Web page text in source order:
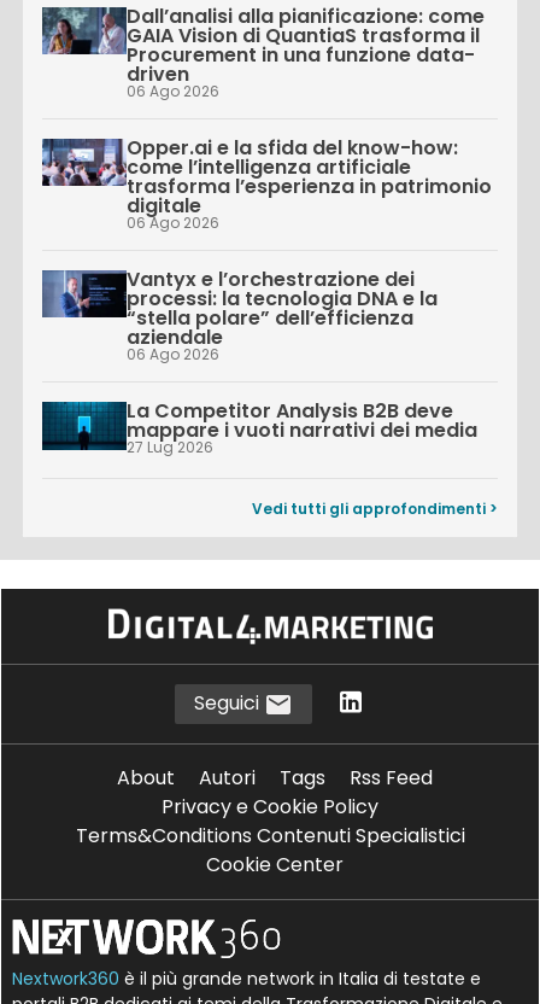
Dall’analisi alla pianificazione: come
GAIA Vision di QuantiaS trasforma il
Procurement in una funzione data-
driven
06 Ago 2026
Opper.ai e la sfida del know-how:
come l’intelligenza artificiale
trasforma l’esperienza in patrimonio
digitale
06 Ago 2026
Vantyx e l’orchestrazione dei
processi: la tecnologia DNA e la
“stella polare” dell’efficienza
aziendale
06 Ago 2026
La Competitor Analysis B2B deve
mappare i vuoti narrativi dei media
27 Lug 2026
Vedi tutti gli approfondimenti >
Seguici
About Autori Tags
Rss Feed
Privacy e Cookie Policy
Terms&Conditions Contenuti Specialistici
Cookie Center
Nextwork360 è il più grande network in Italia di testate e